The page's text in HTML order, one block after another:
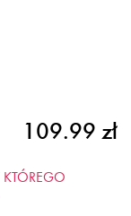
109.99 zł